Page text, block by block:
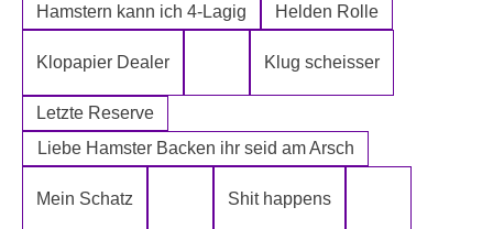
Hamstern kann ich 4-Lagig Helden Rolle
Klopapier Dealer
Klopapier Mafia
Klug scheisser
Letzte Reserve
Liebe Hamster Backen ihr seid am Arsch
Mein Schatz
Psssst Hamster Ware
Shit happens